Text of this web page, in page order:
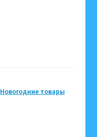
Новогодние товары